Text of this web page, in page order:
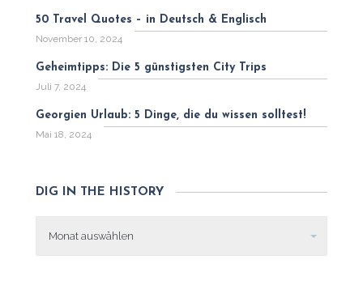
50 Travel Quotes – in Deutsch & Englisch
November 10, 2024
Geheimtipps: Die 5 günstigsten City Trips
Juli 7, 2024
Georgien Urlaub: 5 Dinge, die du wissen solltest!
Mai 18, 2024
DIG IN THE HISTORY